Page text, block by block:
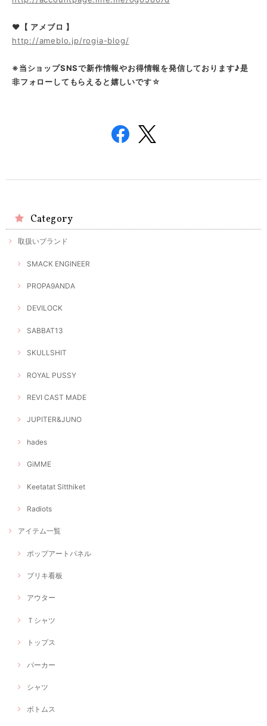
❤【 アメブロ 】
http://ameblo.jp/rogia-blog/
※当ショップSNSで新作情報やお得情報を発信しております♪是
非フォローしてもらえると嬉しいです☆
Category
取扱いブランド
SMACK ENGINEER
PROPA9ANDA
DEVILOCK
SABBAT13
SKULLSHIT
ROYAL PUSSY
REVI CAST MADE
JUPITER&JUNO
hades
GiMME
Keetatat Sitthiket
Radiots
アイテム一覧
ポップアートパネル
ブリキ看板
アウター
Ｔシャツ
トップス
パーカー
シャツ
ボトムス